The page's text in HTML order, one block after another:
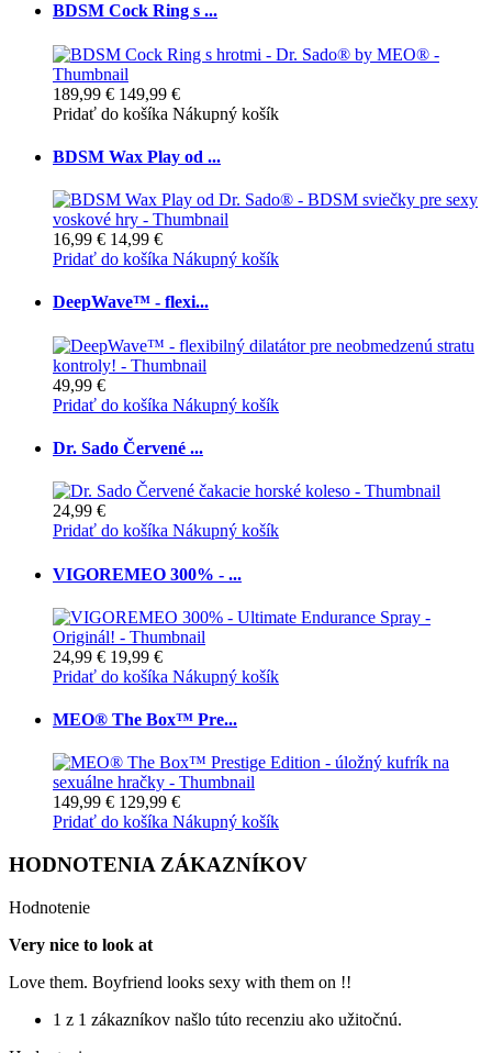
BDSM Cock Ring s ...
189,99 € 149,99 €
Pridať do košíka Nákupný košík
BDSM Wax Play od ...
16,99 € 14,99 €
Pridať do košíka Nákupný košík
DeepWave™ - flexi...
49,99 €
Pridať do košíka Nákupný košík
Dr. Sado Červené ...
24,99 €
Pridať do košíka Nákupný košík
VIGOREMEO 300% - ...
24,99 € 19,99 €
Pridať do košíka Nákupný košík
MEO® The Box™ Pre...
149,99 € 129,99 €
Pridať do košíka Nákupný košík
HODNOTENIA ZÁKAZNÍKOV
Hodnotenie
Very nice to look at
Love them. Boyfriend looks sexy with them on !!
1 z 1 zákazníkov našlo túto recenziu ako užitočnú.